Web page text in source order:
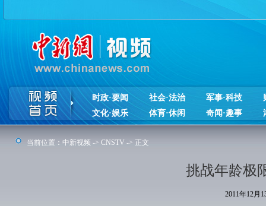
时政·要闻 社会·法治 军事·科技
文化·娱乐
体育·休闲 奇闻·趣事
当前位置： 中新视频 -> CNSTV -> 正文
挑战年龄极
2011年12月